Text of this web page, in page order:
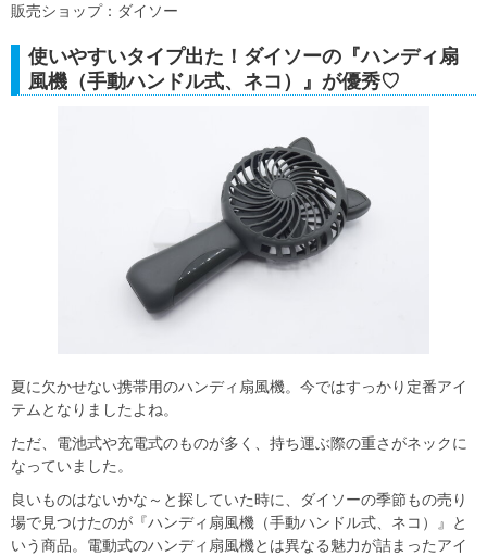
販売ショップ：ダイソー
使いやすいタイプ出た！ダイソーの『ハンディ扇
風機（手動ハンドル式、ネコ）』が優秀♡
夏に欠かせない携帯用のハンディ扇風機。今ではすっかり定番アイ
テムとなりましたよね。
ただ、電池式や充電式のものが多く、持ち運ぶ際の重さがネックに
なっていました。
良いものはないかな～と探していた時に、ダイソーの季節もの売り
場で見つけたのが『ハンディ扇風機（手動ハンドル式、ネコ）』と
いう商品。電動式のハンディ扇風機とは異なる魅力が詰まったアイ